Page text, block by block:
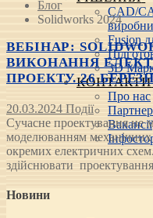
CAD/
Fusion
3D
КОНТАКТИ
Про нас
Вакансії
Блог
Solidworks 2024
ВЕБІНАР:
ВИКОНАННЯ
ПРОЕКТУ. 26
20.03.2024 Події
Сучасне проектування не
моделюванням
окремих електричних
здійснювати
Новини